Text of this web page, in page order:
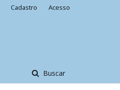
Buscar
Cadastro Acesso